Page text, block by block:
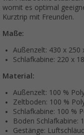
womit es optimal
Kurztrip mit Freunden.
Maße:
Außenzelt: 430 x 250
Schlafkabine: 220 x
Material:
Außenzelt: 100 %
Zeltboden: 100 %
Schlafkabine: 100 %
Boden Schlafkabine:
Gestänge: